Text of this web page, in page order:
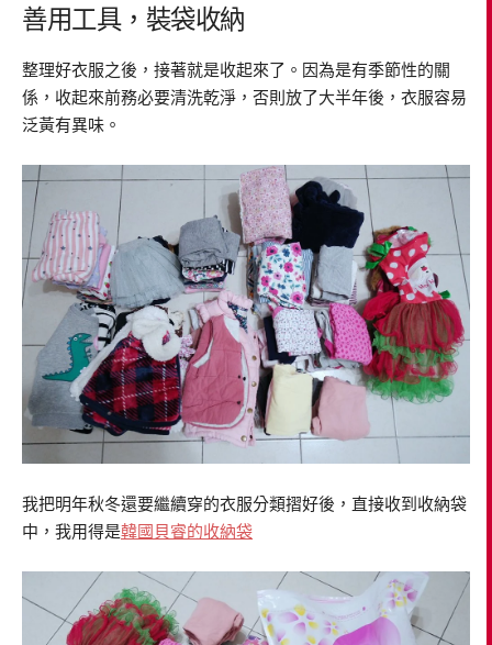
善用工具，裝袋收納
整理好衣服之後，接著就是收起來了。因為是有季節性的關
係，收起來前務必要清洗乾淨，否則放了大半年後，衣服容易
泛黃有異味。
我把明年秋冬還要繼續穿的衣服分類摺好後，直接收到收納袋
中，我用得是韓國貝睿的收納袋